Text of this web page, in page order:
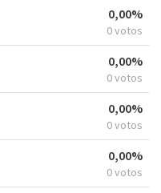
0,00%
0 votos
0,00%
0 votos
0,00%
0 votos
0,00%
0 votos